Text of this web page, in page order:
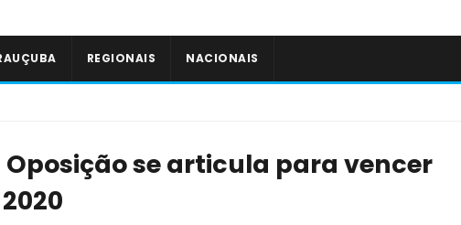
REGIONAIS NACIONAIS
Oposição se articula para vencer